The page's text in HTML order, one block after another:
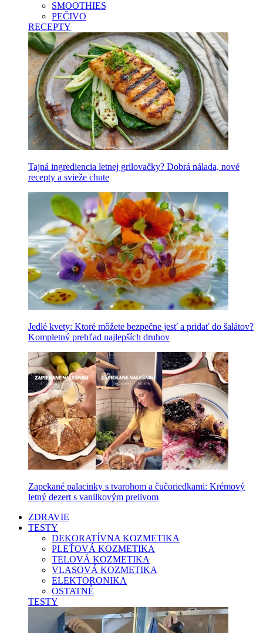
SMOOTHIES
PEČIVO
RECEPTY
Tajná ingrediencia letnej grilovačky? Dobrá nálada, nové
recepty a svieže chute
Jedlé kvety: Ktoré môžete bezpečne jesť a pridať do šalátov?
Kompletný prehľad najlepších druhov
Zapekané palacinky s tvarohom a čučoriedkami: Krémový
letný dezert s vanilkovým prelivom
ZDRAVIE
TESTY
DEKORATÍVNA KOZMETIKA
PLEŤOVÁ KOZMETIKA
TELOVÁ KOZMETIKA
VLASOVÁ KOZMETIKA
ELEKTORONIKA
OSTATNÉ
TESTY